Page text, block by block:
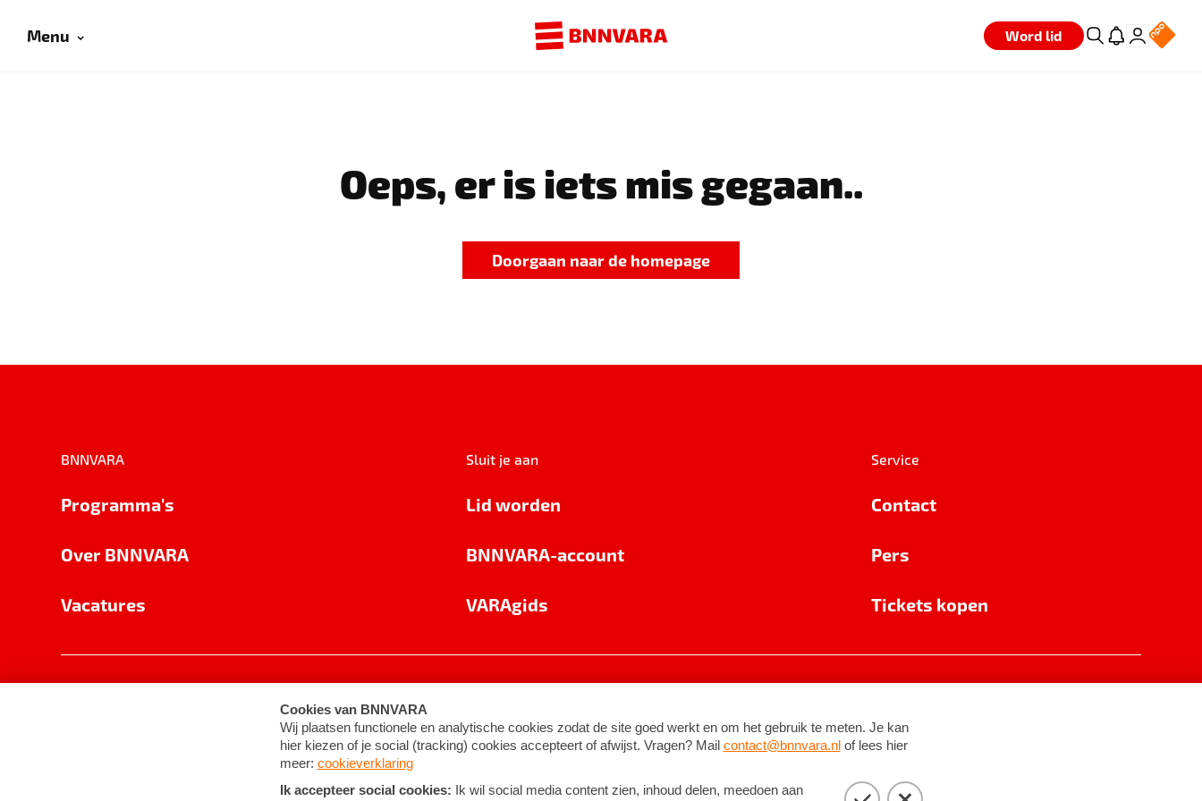
Menu Word lid
Oeps, er is iets mis gegaan..
Doorgaan naar de homepage
BNNVARA
Programma's
Over BNNVARA
Vacatures
Sluit je aan
Lid worden
BNNVARA-account
VARAgids
Service
Contact
Pers
Tickets kopen
Cookie-instellingen Algemene voorwaarden ©2026BNNVARA